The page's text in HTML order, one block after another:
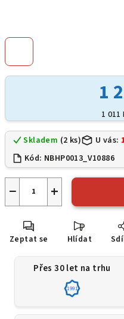
1
1 011
Skladem (2 ks) U vás:
Kód: NBHP0013_V10886
+
−
Zeptat se Hlídat
Přes 30 let na trhu
1991